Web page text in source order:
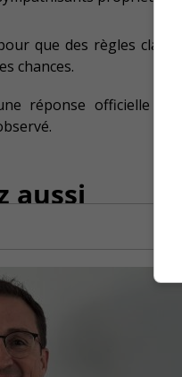
que des règles
chances.
réponse officielle
aussi